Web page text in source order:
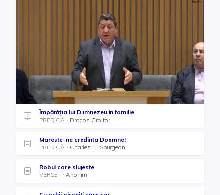
Împărăția lui Dumnezeu în familie
PREDICĂ
Dragos Croitor
Mareste-ne credinta Doamne!
PREDICĂ
Charles H. Spurgeon
Robul care slujeste
VERSET
Anonim